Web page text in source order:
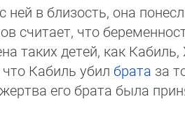
в близость, она
считает, что
та­ких де­тей, как Кабиль,
Кабиль убил брата за
его брата была